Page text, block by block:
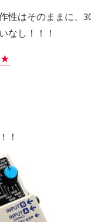
性はそのままに、
なし！！！
★
！！